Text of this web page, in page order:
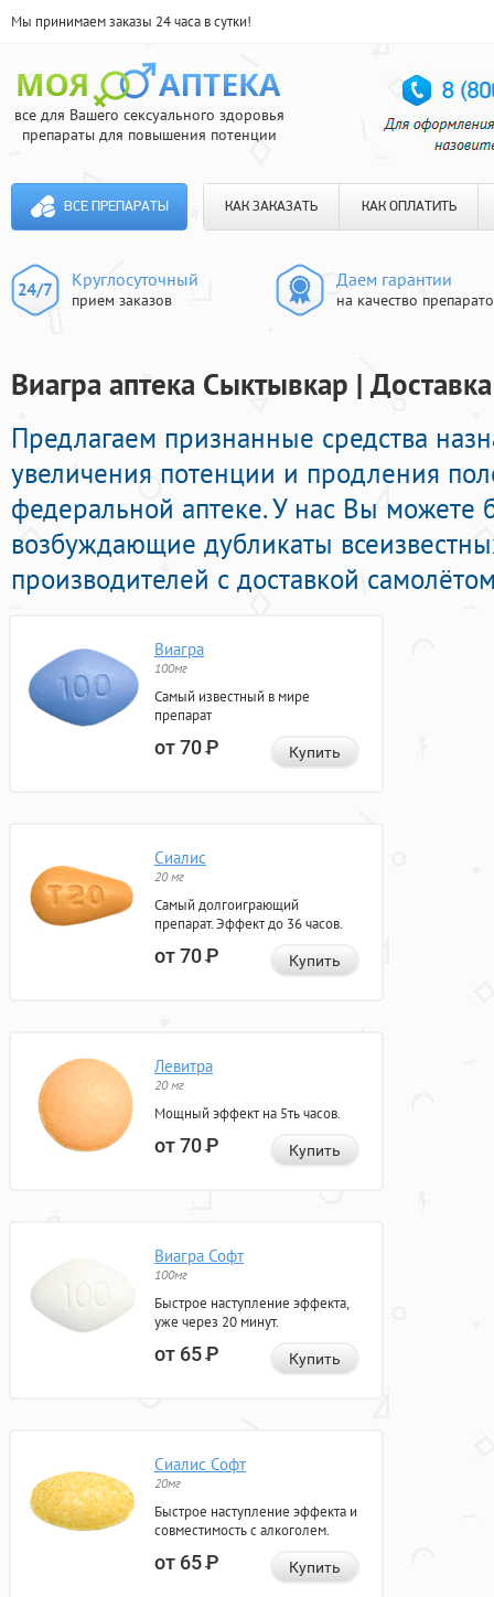
Мы принимаем заказы 24 часа в сутки!
все для Вашего сексуального здоровья
препараты для повышения потенции
ВСЕ ПРЕПАРАТЫ КАК ЗАКАЗАТЬ КАК ОПЛАТИТЬ
Круглосуточный
прием заказов
Даем гарантии
на качество
Виагра аптека Сыктывкар |
Предлагаем признанные средства
увеличения потенции и продления
федеральной аптеке. У нас Вы можете
возбуждающие дубликаты
производителей с доставкой
Виагра
100мг
Самый известный в мире
препарат
от 70Р Купить
Сиалис
20 мг
Самый долгоиграющий
препарат. Эффект до 36 часов.
от 70Р Купить
Левитра
20 мг
Мощный эффект на 5ть часов.
от 70Р Купить
Виагра Софт
100мг
Быстрое наступление эффекта,
уже через 20 минут.
от 65Р Купить
Сиалис Софт
20мг
Быстрое наступление эффекта и
совместимость с алкоголем.
от 65Р Купить